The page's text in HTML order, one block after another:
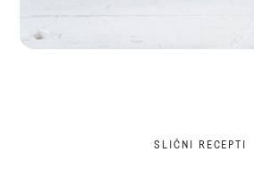
SLIČNI RECEPTI